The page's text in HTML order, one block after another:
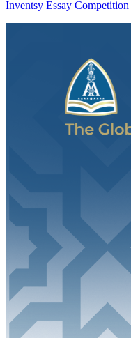
Inventsy Essay Competition